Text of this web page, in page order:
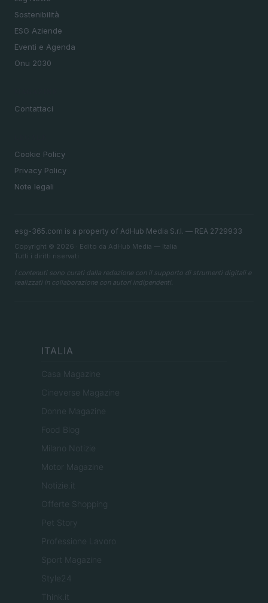
Sostenibilità
ESG Aziende
Eventi e Agenda
Onu 2030
Contattaci
Cookie Policy
Privacy Policy
Note legali
esg-365.com is a property of AdHub Media S.r.l. — REA 2729933
Copyright © 2026 · Edito da AdHub Media — Italia
Tutti i diritti riservati
I contenuti sono curati dalla redazione con il supporto di strumenti digitali e
realizzati in collaborazione con autori indipendenti.
ITALIA
Casa Magazine
Cineverse Magazine
Donne Magazine
Food Blog
Milano Notizie
Motor Magazine
Notizie.it
Offerte Shopping
Pet Story
Professione Lavoro
Sport Magazine
Style24
Think.it